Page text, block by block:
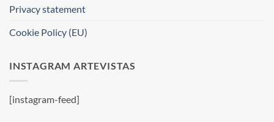
Privacy statement
Cookie Policy (EU)
INSTAGRAM ARTEVISTAS
[instagram-feed]